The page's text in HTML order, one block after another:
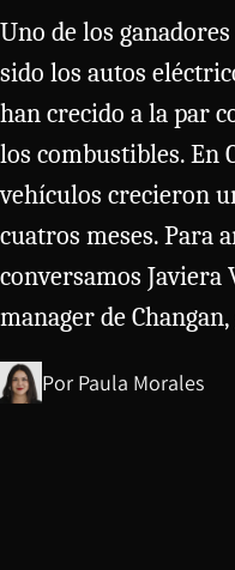
Uno de los
sido los autos
han crecido a la par
los combustibles. En
vehículos crecieron
cuatros meses. Para
conversamos Javiera
manager de
Por Paula Morales